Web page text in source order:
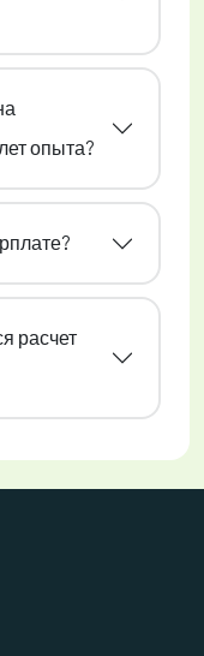
опыта?
расчет